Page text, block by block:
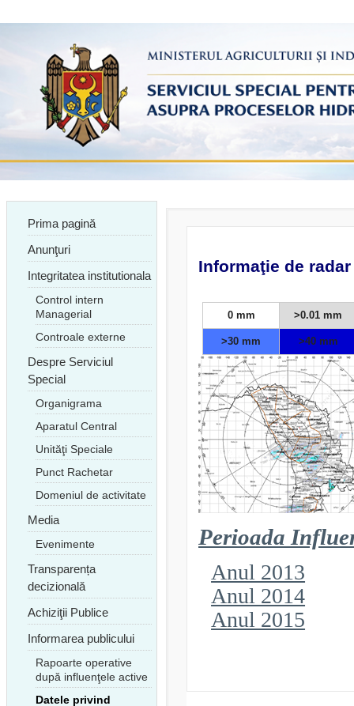
Prima pagină
Anunţuri
Integritatea institutionala
Control intern
Managerial
Controale externe
Despre Serviciul
Special
Organigrama
Aparatul Central
Unităţi Speciale
Punct Rachetar
Domeniul de activitate
Media
Evenimente
Transparența
decizională
Achiziţii Publice
Informarea publicului
Rapoarte operative
după influenţele active
Datele privind
Informaţie de radar
0 mm >0.01 mm
>30 mm >40 mm
Perioada
Anul 2013
Anul 2014
Anul 2015